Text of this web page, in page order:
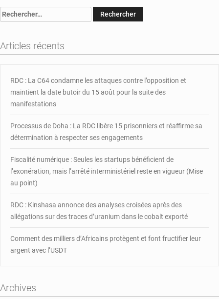
six
huit
blessées
un
ethnique
Rechercher :
Articles récents
RDC : La C64 condamne les attaques contre l’opposition et
maintient la date butoir du 15 août pour la suite des
manifestations
Processus de Doha : La RDC libère 15 prisonniers et réaffirme sa
détermination à respecter ses engagements
Fiscalité numérique : Seules les startups bénéficient de
l’exonération, mais l’arrêté interministériel reste en vigueur (Mise
au point)
RDC : Kinshasa annonce des analyses croisées après des
allégations sur des traces d’uranium dans le cobalt exporté
Comment des milliers d’Africains protègent et font fructifier leur
argent avec l’USDT
Archives